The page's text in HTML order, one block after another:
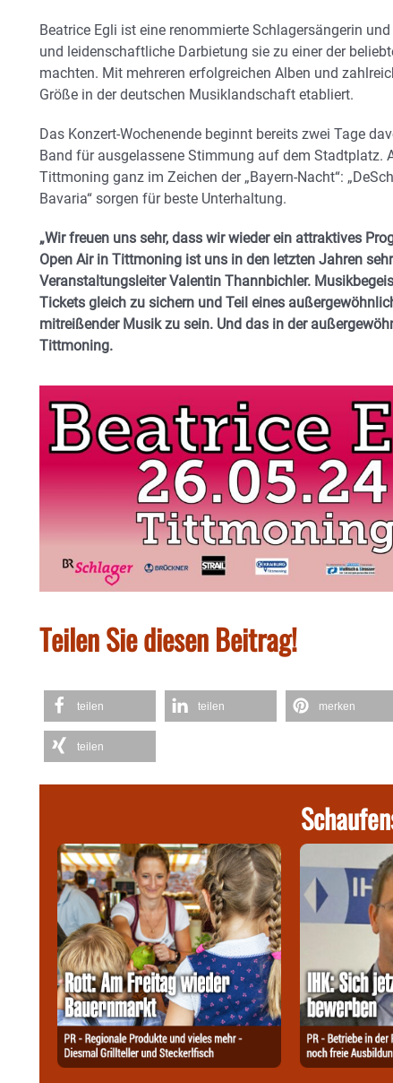
Beatrice Egli ist eine renommierte Schlagersängerin
und leidenschaftliche Darbietung sie zu einer der
machten. Mit mehreren erfolgreichen Alben und
Größe in der deutschen Musiklandschaft etabliert.
Das Konzert-Wochenende beginnt bereits zwei Tage
Band für ausgelassene Stimmung auf dem Stadtplatz.
Tittmoning ganz im Zeichen der „Bayern-Nacht“:
Bavaria“ sorgen für beste Unterhaltung.
„Wir freuen uns sehr, dass wir wieder ein attraktives
Open Air in Tittmoning ist uns in den letzten Jahren
Veranstaltungsleiter Valentin Thannbichler.
Tickets gleich zu sichern und Teil eines
mitreißender Musik zu sein. Und das in der
Tittmoning.
Teilen Sie diesen Beitrag!
teilen teilen merken
teilen